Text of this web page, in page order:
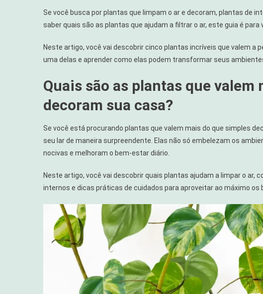
Se você busca por plantas que limpam o ar e decoram, plantas de
saber quais são as plantas que ajudam a filtrar o ar, este guia é para
Neste artigo, você vai descobrir cinco plantas incríveis que valem a
uma delas e aprender como elas podem transformar seus
Quais são as plantas que
decoram sua casa?
Se você está procurando plantas que valem mais do que simples
seu lar de maneira surpreendente. Elas não só embelezam os
nocivas e melhoram o bem-estar diário.
Neste artigo, você vai descobrir quais plantas ajudam a limpar o ar,
internos e dicas práticas de cuidados para aproveitar ao máximo os